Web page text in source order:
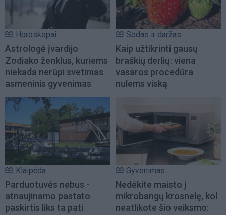
Horoskopai
Astrologė įvardijo
Zodiako ženklus, kuriems
niekada nerūpi svetimas
asmeninis gyvenimas
Sodas ir daržas
Kaip užtikrinti gausų
braškių derlių: viena
vasaros procedūra
nulems viską
Klaipėda
Parduotuvės nebus -
atnaujinamo pastato
paskirtis liks ta pati
Gyvenimas
Nedėkite maisto į
mikrobangų krosnelę, kol
neatlikote šio veiksmo: